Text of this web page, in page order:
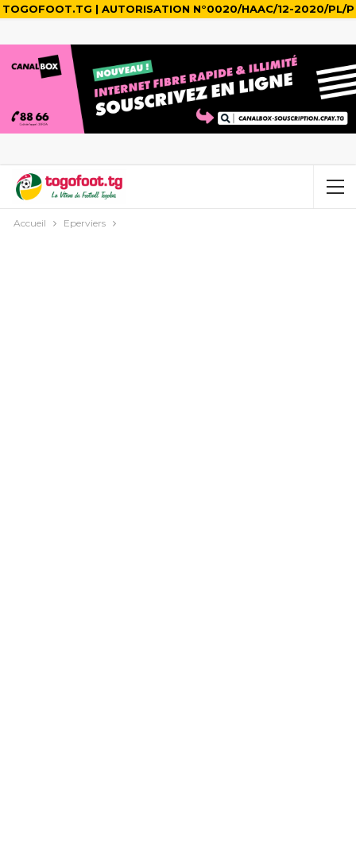
TOGOFOOT.TG | AUTORISATION N°0020/HAAC/12-2020/PL/P
Accueil Eperviers